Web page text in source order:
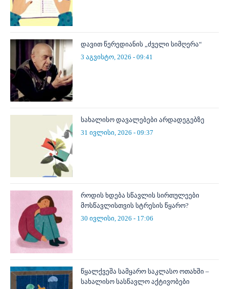
დავით წერედიანის „ძველი სიმღერა“
3 აგვისტო, 2026 - 09:41
სახალისო დავალებები არდადეგებზე
31 ივლისი, 2026 - 09:37
როდის ხდება სწავლის სირთულეები
მოსწავლისთვის სტრესის წყარო?
30 ივლისი, 2026 - 17:06
წყალქვეშა სამყარო საკლასო ოთახში –
სახალისო სასწავლო აქტივობები